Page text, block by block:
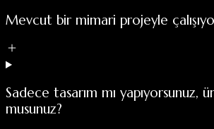
Mevcut bir mimari projeyle
Sadece tasarım mı yapıyorsunuz,
musunuz?